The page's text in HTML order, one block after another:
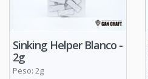
Sinking Helper Blanco -
2g
Peso: 2g